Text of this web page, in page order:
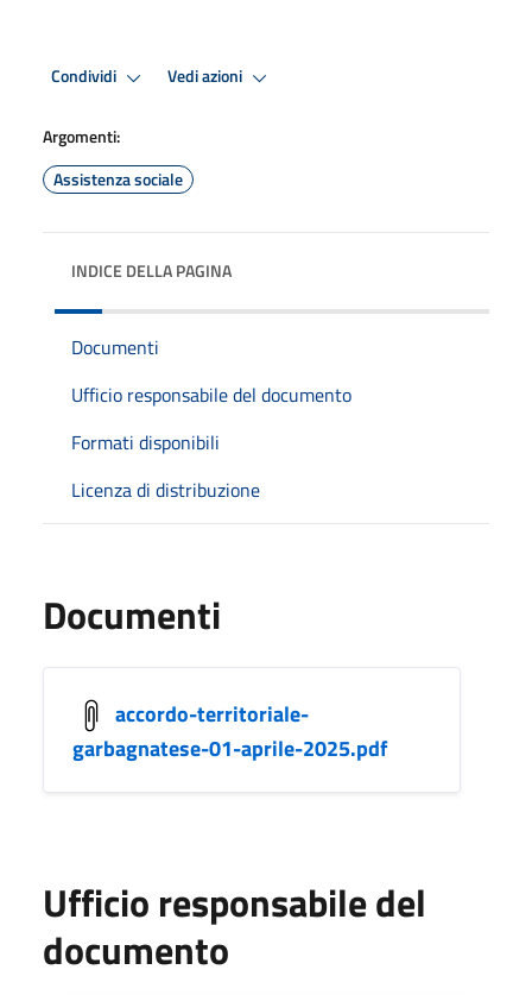
Condividi Vedi azioni
Argomenti:
Assistenza sociale
INDICE DELLA PAGINA
Documenti
Ufficio responsabile del documento
Formati disponibili
Licenza di distribuzione
Documenti
accordo-territoriale-
garbagnatese-01-aprile-2025.pdf
Ufficio responsabile del
documento